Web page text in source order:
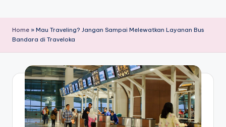
Home » Mau Traveling? Jangan Sampai Melewatkan Layanan Bus
Bandara di Traveloka